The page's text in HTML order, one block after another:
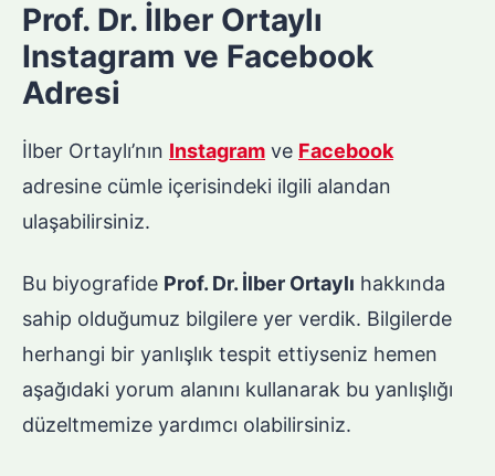
Prof. Dr. İlber Ortaylı
Instagram ve Facebook
Adresi
İlber Ortaylı’nın Instagram ve Facebook
adresine cümle içerisindeki ilgili alandan
ulaşabilirsiniz.
Bu biyografide Prof. Dr. İlber Ortaylı hakkında
sahip olduğumuz bilgilere yer verdik. Bilgilerde
herhangi bir yanlışlık tespit ettiyseniz hemen
aşağıdaki yorum alanını kullanarak bu yanlışlığı
düzeltmemize yardımcı olabilirsiniz.